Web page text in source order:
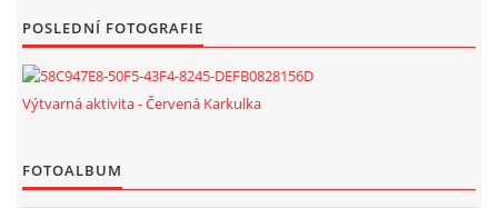
POSLEDNÍ FOTOGRAFIE
Výtvarná aktivita - Červená Karkulka
FOTOALBUM